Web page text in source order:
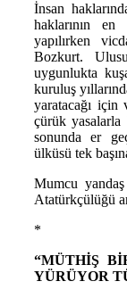
İnsan
haklarının
yapılırken
Bozkurt.
uygunlukta
kuruluş
yaratacağı için
çürük yasalarla
sonunda er
ülküsü tek
Mumcu
Atatürkçülüğü
*
“MÜTHİŞ
YÜRÜYOR